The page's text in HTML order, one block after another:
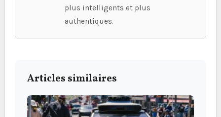
plus intelligents et plus
authentiques.
Articles similaires